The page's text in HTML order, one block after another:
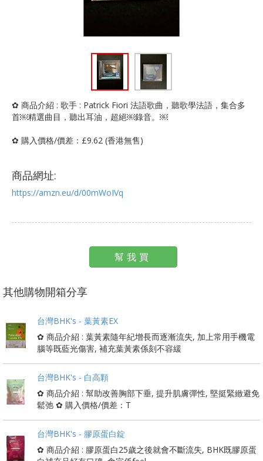
✿ 商品介紹 : 歌手 : Patrick Fiori 法語歌曲，聽歌學法語，集合多
首￼精選曲目，聽出耳油，超絕￼錄音。￼
✿ 購入價格/價差：£9.62 (香港無售)
商品網址:
https://amzn.eu/d/00mWoIVq
幫我買
其他購物開箱分享
台灣BHK's - 葉黃素EX
✿ 商品介紹 : 葉黃素隨年紀增長而逐漸流失, 加上常用手機電
腦等既藍光傷害, 補充葉黃素係刻不容緩
台灣BHK's - 白高顆
✿ 商品介紹 : 幫助改善胸部下垂, 提升肌膚彈性, 堅挺緊緻避免
鬆弛 ✿ 購入價格/價差：T
台灣BHK's - 膠原蛋白錠
✿ 商品介紹 : 膠原蛋白25歲之後就會不斷流失, BHK既膠原蛋